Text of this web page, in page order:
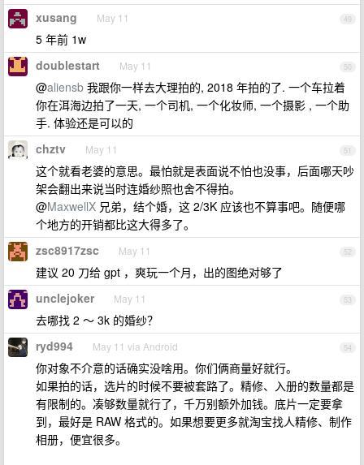
49
xusang May 11
5 年前 1w
50
doublestart May 11
@aliensb 我跟你一样去大理拍的, 2018 年拍的了. 一个车拉着
你在洱海边拍了一天, 一个司机, 一个化妆师, 一个摄影 , 一个助
手. 体验还是可以的
51
chztv May 11
这个就看老婆的意思。最怕就是表面说不怕也没事，后面哪天吵
架会翻出来说当时连婚纱照也舍不得拍。
@MaxwellX 兄弟，结个婚，这 2/3K 应该也不算事吧。随便哪
个地方的开销都比这大得多了。
52
zsc8917zsc May 11
建议 20 刀给 gpt ，爽玩一个月，出的图绝对够了
53
unclejoker May 11
去哪找 2 ～ 3k 的婚纱？
54
ryd994 May 11 via Android
你对象不介意的话确实没啥用。你们俩商量好就行。
如果拍的话，选片的时候不要被套路了。精修、入册的数量都是
有限制的。凑够数量就行了，千万别额外加钱。底片一定要拿
到，最好是 RAW 格式的。如果想要更多就淘宝找人精修、制作
相册，便宜很多。